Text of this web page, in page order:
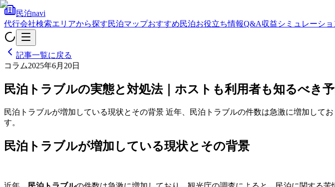
民泊navi
代行会社検索エリアから探す民泊マップおすすめ民泊お役立ち情報Q&A収益シミュレーショ
記事一覧に戻る
コラム2025年6月20日
民泊トラブルの実態と対処法｜ホストも利用者も知るべき
民泊トラブルが増加している現状とその背景 近年、民泊トラブルの件数は急激に増加して
す。
民泊トラブルが増加している現状とその背景